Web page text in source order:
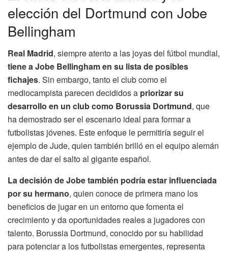
elección del Dortmund con Jobe
Bellingham
Real Madrid, siempre atento a las joyas del fútbol mundial,
tiene a Jobe Bellingham en su lista de posibles
fichajes. Sin embargo, tanto el club como el
mediocampista parecen decididos a priorizar su
desarrollo en un club como Borussia Dortmund, que
ha demostrado ser el escenario ideal para formar a
futbolistas jóvenes. Este enfoque le permitiría seguir el
ejemplo de Jude, quien también brilló en el equipo alemán
antes de dar el salto al gigante español.
La decisión de Jobe también podría estar influenciada
por su hermano, quien conoce de primera mano los
beneficios de jugar en un entorno que fomenta el
crecimiento y da oportunidades reales a jugadores con
talento. Borussia Dortmund, conocido por su habilidad
para potenciar a los futbolistas emergentes, representa